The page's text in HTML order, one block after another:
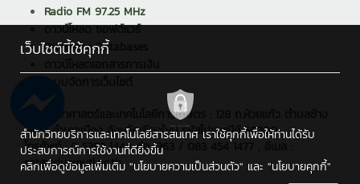
Radio FM 97.25 MHz
ดาวน์โหลด ซอฟต์แวร์
Reference Databases
ระบบจัดการเว็บไซต์
คณะวิทยาศาสตร์และเทคโนโลยีการเกษตร : 128 ถ.ห้วยแก้ว ตำบลช้าง
เผือก อำเภอเมือง จังหวัดเชียงใหม่ รหัสไปรษณีย์ 50300
โทรศัพท์ : 0 5392 1444 ต่อ 1363 / 083 454 1477 , อีเมล :
sat@edu.rmutl.ac.th
เว็บไซต์นี้ใช้คุกกี้
สำนักวิทยบริการและเทคโนโลยีสารสนเทศ เราใช้คุกกี้เพื่อให้ท่านได้รับ
ประสบการณ์การใช้งานที่ดียิ่งขึ้น
คลิกเพื่อดูข้อมูลเพิ่มเติม "นโยบายความเป็นส่วนตัว" และ "นโยบายคุกกี้"